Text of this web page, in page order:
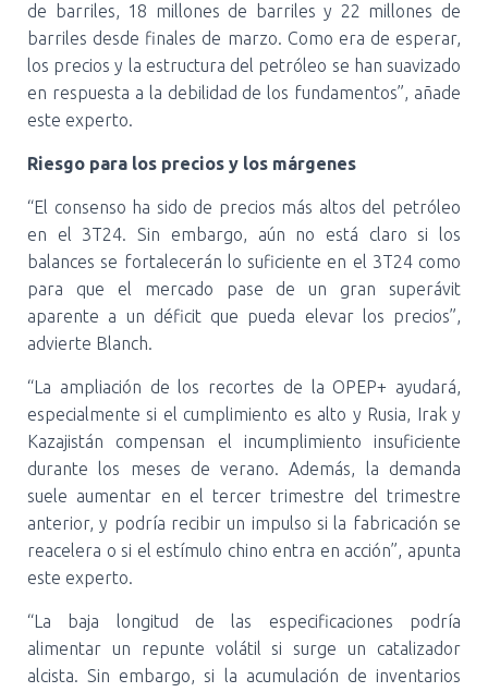
de barriles, 18 millones de barriles y 22 millones de
barriles desde finales de marzo. Como era de esperar,
los precios y la estructura del petróleo se han suavizado
en respuesta a la debilidad de los fundamentos”, añade
este experto.
Riesgo para los precios y los márgenes
“El consenso ha sido de precios más altos del petróleo
en el 3T24. Sin embargo, aún no está claro si los
balances se fortalecerán lo suficiente en el 3T24 como
para que el mercado pase de un gran superávit
aparente a un déficit que pueda elevar los precios”,
advierte Blanch.
“La ampliación de los recortes de la OPEP+ ayudará,
especialmente si el cumplimiento es alto y Rusia, Irak y
Kazajistán compensan el incumplimiento insuficiente
durante los meses de verano. Además, la demanda
suele aumentar en el tercer trimestre del trimestre
anterior, y podría recibir un impulso si la fabricación se
reacelera o si el estímulo chino entra en acción”, apunta
este experto.
“La baja longitud de las especificaciones podría
alimentar un repunte volátil si surge un catalizador
alcista. Sin embargo, si la acumulación de inventarios